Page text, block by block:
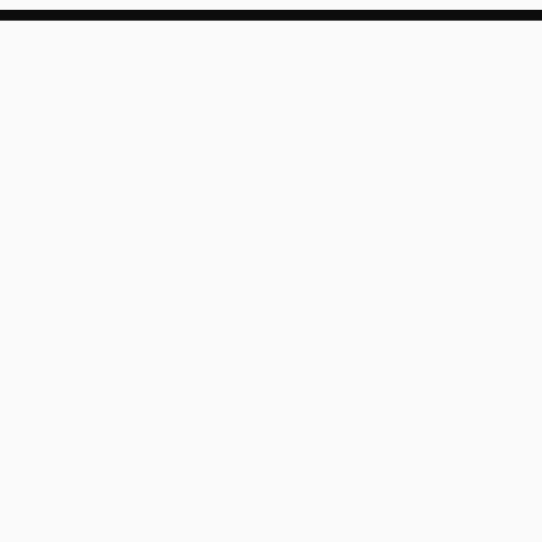
Prada, diseñadas en color Plata. Prada presenta monturas atrevidas y colores llamativos para elevar la elegancia de la marca. Gafas